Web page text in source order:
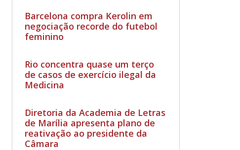
Barcelona compra Kerolin em
negociação recorde do futebol
feminino
Rio concentra quase um terço
de casos de exercício ilegal da
Medicina
Diretoria da Academia de Letras
de Marília apresenta plano de
reativação ao presidente da
Câmara